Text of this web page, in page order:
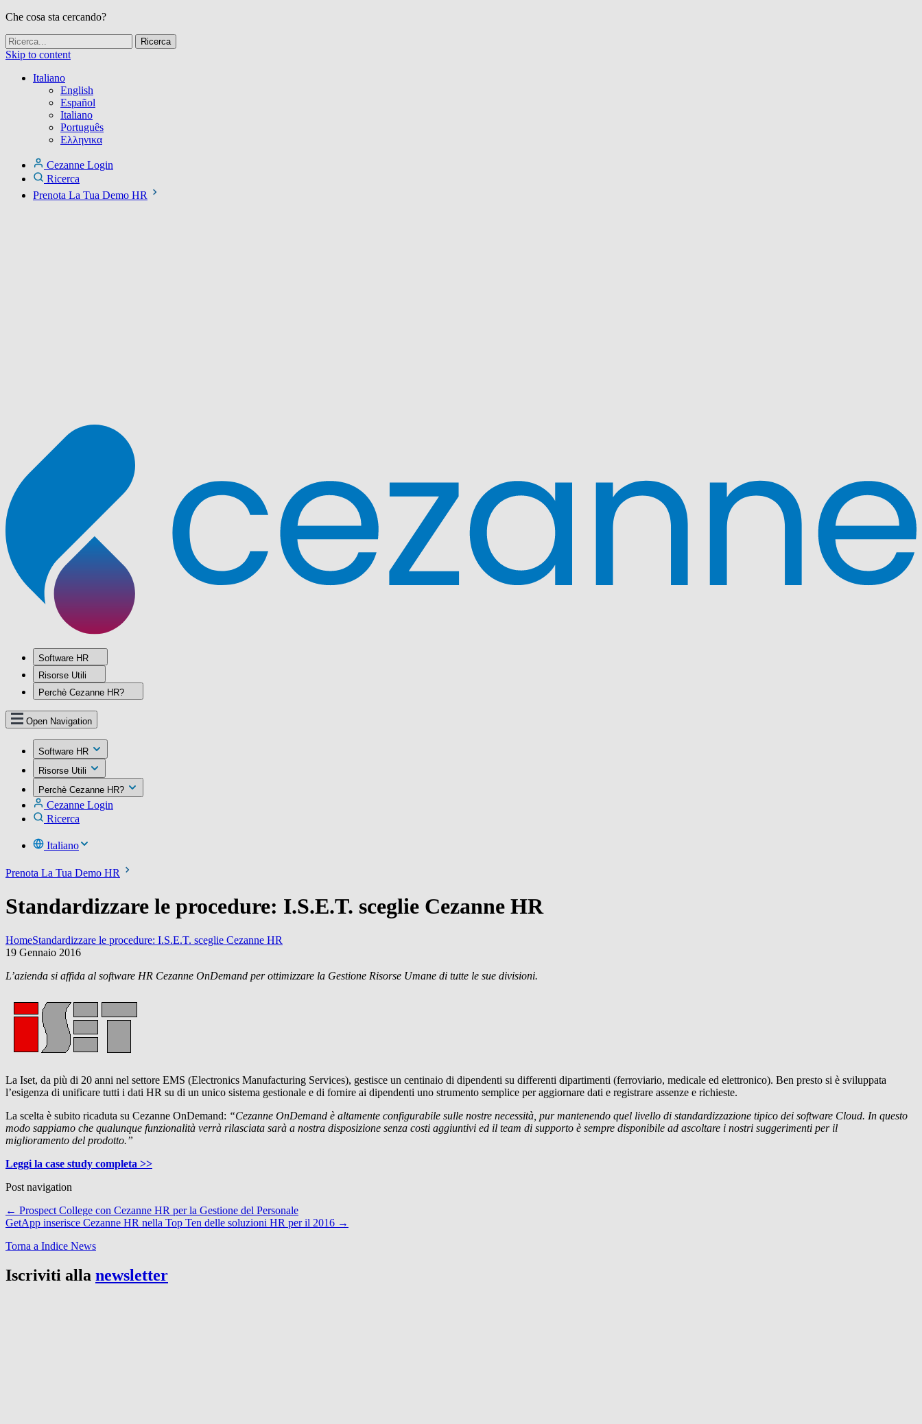
Che cosa sta cercando?
Skip to content
Italiano
English
Español
Italiano
Português
Ελληνικα
Cezanne Login
Ricerca
Prenota La Tua Demo HR
Software HR
Risorse Utili
Perchè Cezanne HR?
Open Navigation
Software HR
Risorse Utili
Perchè Cezanne HR?
Cezanne Login
Ricerca
Italiano
Prenota La Tua Demo HR
Standardizzare le procedure: I.S.E.T. sceglie Cezanne HR
HomeStandardizzare le procedure: I.S.E.T. sceglie Cezanne HR
19 Gennaio 2016
L’azienda si affida al software HR Cezanne OnDemand per ottimizzare la Gestione Risorse Umane di tutte le sue divisioni.
La Iset, da più di 20 anni nel settore EMS (Electronics Manufacturing Services), gestisce un centinaio di dipendenti su differenti dipartimenti (ferroviario, medicale ed elettronico). Ben presto si è sviluppata
l’esigenza di unificare tutti i dati HR su di un unico sistema gestionale e di fornire ai dipendenti uno strumento semplice per aggiornare dati e registrare assenze e richieste.
La scelta è subito ricaduta su Cezanne OnDemand: “Cezanne OnDemand è altamente configurabile sulle nostre necessità, pur mantenendo quel livello di standardizzazione tipico dei software Cloud. In questo
modo sappiamo che qualunque funzionalità verrà rilasciata sarà a nostra disposizione senza costi aggiuntivi ed il team di supporto è sempre disponibile ad ascoltare i nostri suggerimenti per il
miglioramento del prodotto.”
Leggi la case study completa >>
Post navigation
← Prospect College con Cezanne HR per la Gestione del Personale
GetApp inserisce Cezanne HR nella Top Ten delle soluzioni HR per il 2016 →
Torna a Indice News
Iscriviti alla newsletter